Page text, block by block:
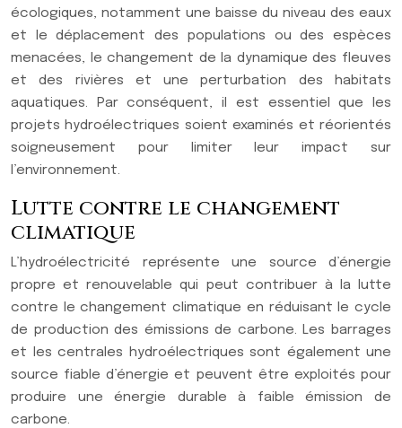
écologiques, notamment une baisse du niveau des eaux
et le déplacement des populations ou des espèces
menacées, le changement de la dynamique des fleuves
et des rivières et une perturbation des habitats
aquatiques. Par conséquent, il est essentiel que les
projets hydroélectriques soient examinés et réorientés
soigneusement pour limiter leur impact sur
l’environnement.
Lutte contre le changement
climatique
L’hydroélectricité représente une source d’énergie
propre et renouvelable qui peut contribuer à la lutte
contre le changement climatique en réduisant le cycle
de production des émissions de carbone. Les barrages
et les centrales hydroélectriques sont également une
source fiable d’énergie et peuvent être exploités pour
produire une énergie durable à faible émission de
carbone.